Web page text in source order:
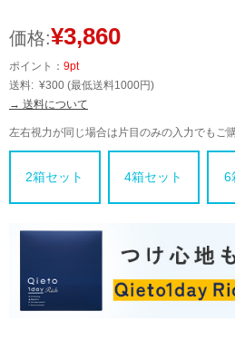
価格:¥3,860
ポイント： 9pt
送料: ¥300 (最低送料1000円)
→ 送料について
左右視力が同じ場合は片目のみの入力でもご
2箱セット 4箱セット 6